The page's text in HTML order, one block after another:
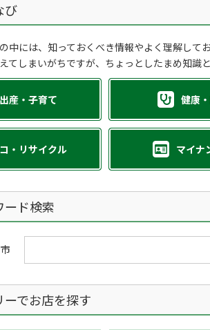
び
中には、知っておくべき情報やよく理解して
てしまいがちですが、ちょっとしたまめ知識
出産・子育て 健康
・リサイクル マイナ
ード検索
ーでお店を探す